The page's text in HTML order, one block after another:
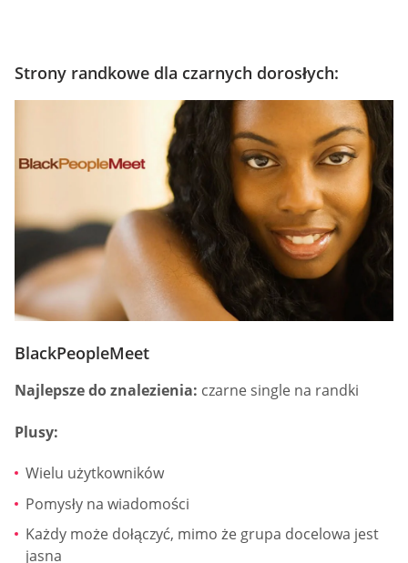
Strony randkowe dla czarnych dorosłych:
BlackPeopleMeet
Najlepsze do znalezienia: czarne single na randki
Plusy:
Wielu użytkowników
Pomysły na wiadomości
Każdy może dołączyć, mimo że grupa docelowa jest
jasna